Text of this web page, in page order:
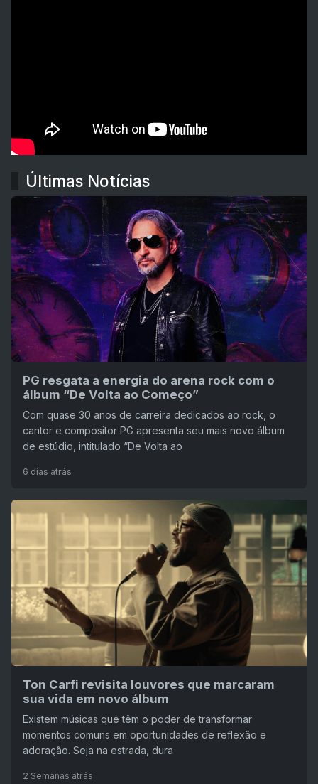
Últimas Notícias
PG resgata a energia do arena rock com o
álbum “De Volta ao Começo”
Com quase 30 anos de carreira dedicados ao rock, o
cantor e compositor PG apresenta seu mais novo álbum
de estúdio, intitulado “De Volta ao
6 dias atrás
Ton Carfi revisita louvores que marcaram
sua vida em novo álbum
Existem músicas que têm o poder de transformar
momentos comuns em oportunidades de reflexão e
adoração. Seja na estrada, dura
2 Semanas atrás